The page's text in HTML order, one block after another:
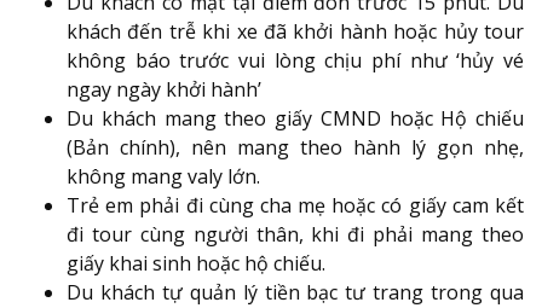
khách đến trễ khi xe đã khởi hành hoặc hủy tour
không báo trước vui lòng chịu phí như ‘hủy vé
ngay ngày khởi hành’
Du khách mang theo giấy CMND hoặc Hộ chiếu
(Bản chính), nên mang theo hành lý gọn nhẹ,
không mang valy lớn.
Trẻ em phải đi cùng cha mẹ hoặc có giấy cam kết
đi tour cùng người thân, khi đi phải mang theo
giấy khai sinh hoặc hộ chiếu.
Du khách tự quản lý tiền bạc tư trang trong qua